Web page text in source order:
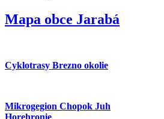
Mapa obce Jarabá
Cyklotrasy Brezno okolie
Mikrogegion Chopok Juh